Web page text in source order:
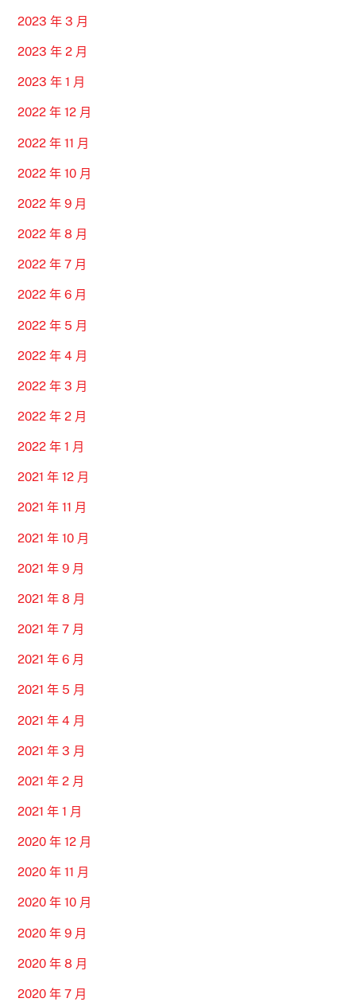
2023 年 3 月
2023 年 2 月
2023 年 1 月
2022 年 12 月
2022 年 11 月
2022 年 10 月
2022 年 9 月
2022 年 8 月
2022 年 7 月
2022 年 6 月
2022 年 5 月
2022 年 4 月
2022 年 3 月
2022 年 2 月
2022 年 1 月
2021 年 12 月
2021 年 11 月
2021 年 10 月
2021 年 9 月
2021 年 8 月
2021 年 7 月
2021 年 6 月
2021 年 5 月
2021 年 4 月
2021 年 3 月
2021 年 2 月
2021 年 1 月
2020 年 12 月
2020 年 11 月
2020 年 10 月
2020 年 9 月
2020 年 8 月
2020 年 7 月